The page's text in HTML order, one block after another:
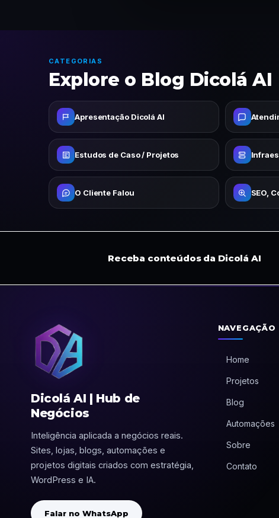
CATEGORIAS
Explore o Blog Dicolá AI
Apresentação Dicolá AI
Estudos de Caso / Projetos
O Cliente Falou SEO,
Receba conteúdos da Dicolá AI
Dicolá AI | Hub de
Negócios
Inteligência aplicada a negócios reais.
Sites, lojas, blogs, automações e
projetos digitais criados com estratégia,
WordPress e IA.
Falar no WhatsApp
NAVEGAÇÃO
Home
Projetos
Blog
Automações
Sobre
Contato